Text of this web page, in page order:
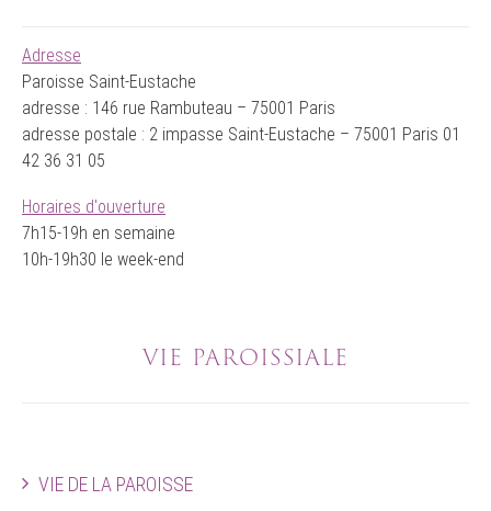
Adresse
Paroisse Saint-Eustache
adresse : 146 rue Rambuteau – 75001 Paris
adresse postale : 2 impasse Saint-Eustache – 75001 Paris 01
42 36 31 05
Horaires d'ouverture
7h15-19h en semaine
10h-19h30 le week-end
VIE PAROISSIALE
VIE DE LA PAROISSE